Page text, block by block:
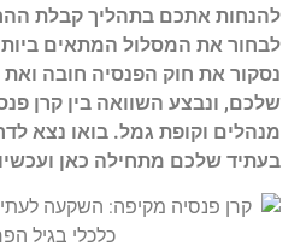
להנחות אתכם בתהליך קבלת
לבחור את המסלול המתאים
נסקור את חוק הפנסיה חובה
שלכם, ונבצע השוואה בין קרן
מנהלים וקופת גמל. בואו נצא
בעתיד שלכם מתחילה כאן